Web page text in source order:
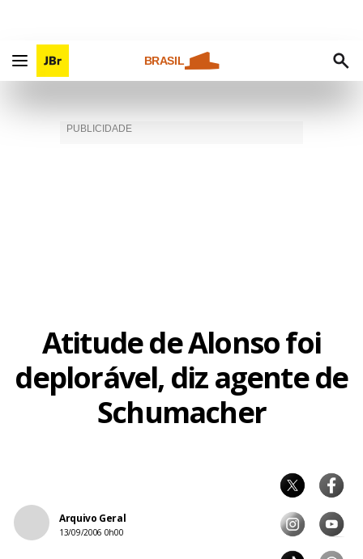
BRASIL
Atitude de Alonso foi
deplorável, diz agente de
Schumacher
Arquivo Geral
13/09/2006 0h00